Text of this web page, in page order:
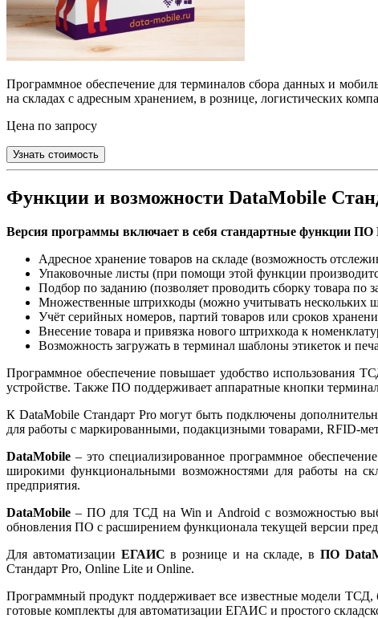
Программное обеспечение для терминалов сбора данных и
на складах с адресным хранением, в рознице, логистических
Цена по запросу
Узнать стоимость
Функции и возможности DataMobile
Версия программы включает в себя стандартные функции ПО
Адресное хранение товаров на складе (возможность
Упаковочные листы (при помощи этой функции
Подбор по заданию (позволяет проводить сборку товара
Множественные штрихкоды (можно учитывать нескольких
Учёт серийных номеров, партий товаров или сроков
Внесение товара и привязка нового штрихкода к
Возможность загружать в терминал шаблоны этикеток и
Программное обеспечение повышает удобство использования
устройстве. Также ПО поддерживает аппаратные кнопки
К DataMobile Стандарт Pro могут быть подключены
для работы с маркированными, подакцизными товарами, RFID-
DataMobile – это специализированное программное
широкими функциональными возможностями для работы на
предприятия.
DataMobile – ПО для ТСД на Win и Android с возможностью
обновления ПО с расширением функционала текущей версии
Для автоматизации ЕГАИС в рознице и на складе, в ПО
Стандарт Pro, Online Lite и Online.
Программный продукт поддерживает все известные модели ТСД,
готовые комплекты для автоматизации ЕГАИС и простого